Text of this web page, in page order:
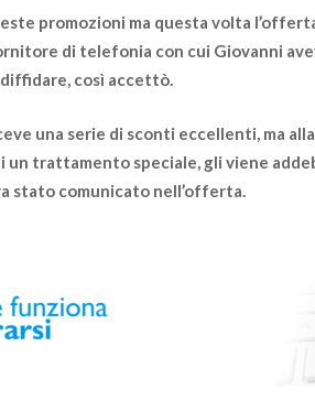
promozioni ma questa volta
di telefonia con cui Giovanni
diffidare, così accettò.
una serie di sconti eccellenti, ma
un trattamento speciale, gli viene
stato comunicato nell’offerta.